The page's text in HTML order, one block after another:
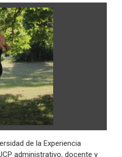
de la Experiencia
administrativo, docente y